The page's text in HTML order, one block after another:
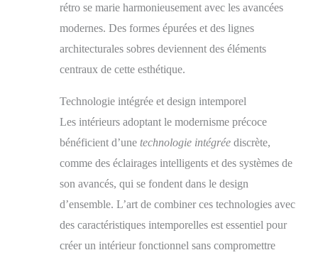
rétro se marie harmonieusement avec les avancées
modernes. Des formes épurées et des lignes
architecturales sobres deviennent des éléments
centraux de cette esthétique.
Technologie intégrée et design intemporel
Les intérieurs adoptant le modernisme précoce
bénéficient d’une technologie intégrée discrète,
comme des éclairages intelligents et des systèmes de
son avancés, qui se fondent dans le design
d’ensemble. L’art de combiner ces technologies avec
des caractéristiques intemporelles est essentiel pour
créer un intérieur fonctionnel sans compromettre